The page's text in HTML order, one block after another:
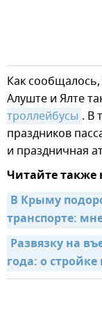
Как
Алуште и Ялте
троллейбусы . В
праздников
и праздничная
Читайте
В Крыму
транспорте:
Развязку на
года: о